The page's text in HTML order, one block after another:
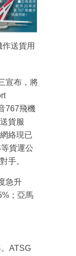
送貨用
宣布，將
767飛機
貨服
絡現已
貨運公
手。
急升
；亞馬
ATSG